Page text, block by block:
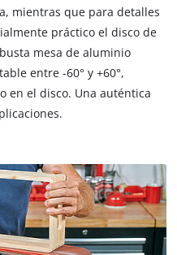
mientras que para detalles
práctico el disco de
mesa de aluminio
entre -60° y +60°,
en el disco. Una auténtica